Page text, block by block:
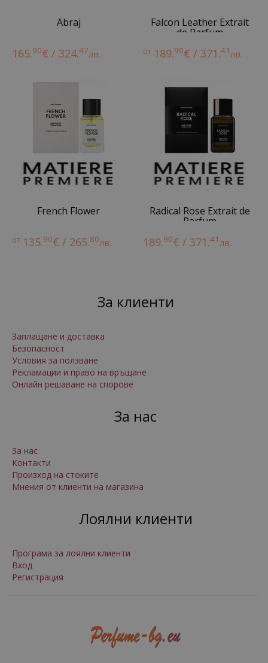
Abraj
165.90€ / 324.47лв.
Falcon Leather Extrait
de Parfum
от 189.90€ / 371.41лв.
French Flower
от 135.90€ / 265.80лв.
Radical Rose Extrait de
Parfum
189.90€ / 371.41лв.
За клиенти
Заплащане и доставка
Безопасност
Условия за ползване
Рекламации и право на връщане
Онлайн решаване на спорове
За нас
За нас
Контакти
Произход на стоките
Мнения от клиенти на магазина
Лоялни клиенти
Програма за лоялни клиенти
Вход
Регистрация